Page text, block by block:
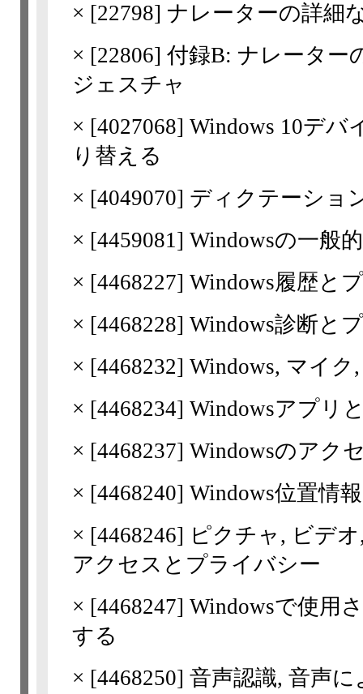
× [22798] ナレーターの詳細
× [22806] 付録B: ナレーター
ジェスチャ
× [4027068] Windows 10デ
り替える
× [4049070] ディクテーショ
× [4459081] Windowsの一般
× [4468227] Windows履歴と
× [4468228] Windows診断と
× [4468232] Windows, マイ
× [4468234] Windowsアプリ
× [4468237] Windowsのアク
× [4468240] Windows位置情
× [4468246] ピクチャ, ビデ
アクセスとプライバシー
× [4468247] Windowsで使用
する
× [4468250] 音声認識, 音声